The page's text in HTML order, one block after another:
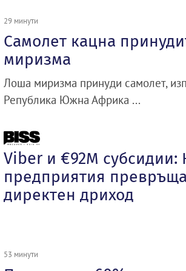
29 минути
Самолет кацна
миризма
Лоша миризма принуди самолет,
Република Южна Африка ...
Viber и €92М субсидии:
предприятия
директен дриход
53 минути